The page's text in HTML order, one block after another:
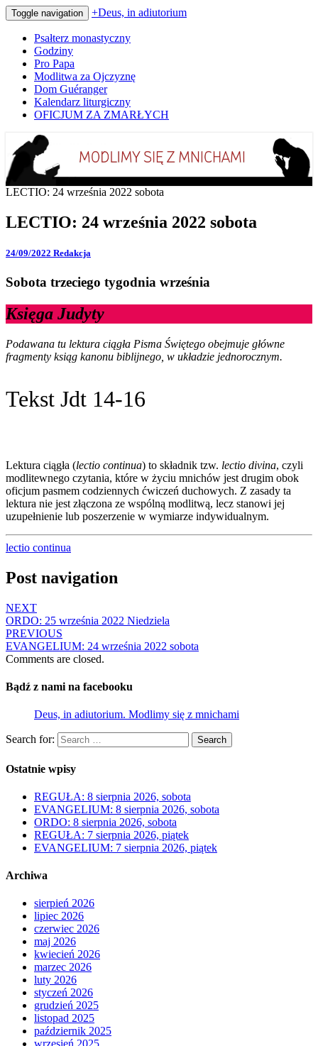
Toggle navigation +Deus, in adiutorium
Psałterz monastyczny
Godziny
Pro Papa
Modlitwa za Ojczyznę
Dom Guéranger
Kalendarz liturgiczny
OFICJUM ZA ZMARŁYCH
+Deus, in adiutorium
Codziennie modlimy się z mnichami
LECTIO: 24 września 2022 sobota
LECTIO: 24 września 2022 sobota
24/09/2022 Redakcja
Sobota trzeciego tygodnia września
Księga Judyty
Podawana tu lektura ciągła Pisma Świętego obejmuje główne
fragmenty ksiąg kanonu biblijnego, w układzie jednorocznym.
Tekst Jdt 14-16
Lektura ciągła (lectio continua) to składnik tzw. lectio divina, czyli
modlitewnego czytania, które w życiu mnichów jest drugim obok
oficjum pasmem codziennych ćwiczeń duchowych. Z zasady ta
lektura nie jest złączona ze wspólną modlitwą, lecz stanowi jej
uzupełnienie lub poszerzenie w wymiarze indywidualnym.
lectio continua
Post navigation
NEXT
ORDO: 25 września 2022 Niedziela
PREVIOUS
EVANGELIUM: 24 września 2022 sobota
Comments are closed.
Bądź z nami na facebooku
Deus, in adiutorium. Modlimy się z mnichami
Search for: Search
Ostatnie wpisy
REGUŁA: 8 sierpnia 2026, sobota
EVANGELIUM: 8 sierpnia 2026, sobota
ORDO: 8 sierpnia 2026, sobota
REGUŁA: 7 sierpnia 2026, piątek
EVANGELIUM: 7 sierpnia 2026, piątek
Archiwa
sierpień 2026
lipiec 2026
czerwiec 2026
maj 2026
kwiecień 2026
marzec 2026
luty 2026
styczeń 2026
grudzień 2025
listopad 2025
październik 2025